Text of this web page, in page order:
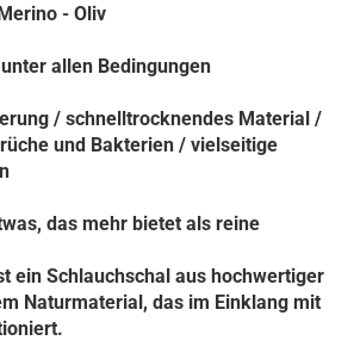
- Oliv
allen Bedingungen
/ schnelltrocknendes Material /
und Bakterien / vielseitige
das mehr bietet als reine
ein Schlauchschal aus hochwertiger
Naturmaterial, das im Einklang mit